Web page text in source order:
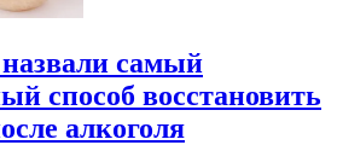
самый
способ восстановить
алкоголя